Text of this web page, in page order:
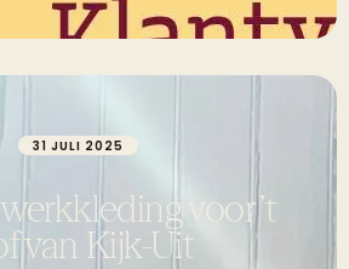
31 JULI 2025
voor ’t
van Kijk-Uit